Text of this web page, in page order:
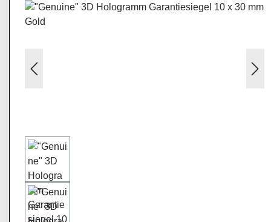
Bildergalerie überspringen